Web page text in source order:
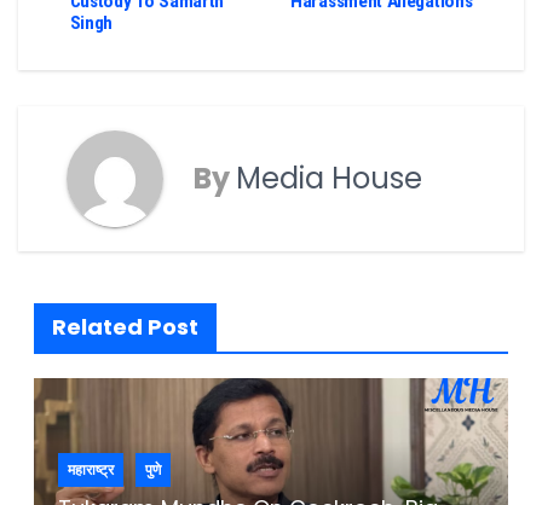
Singh
By Media House
Related Post
महाराष्ट्र पुणे